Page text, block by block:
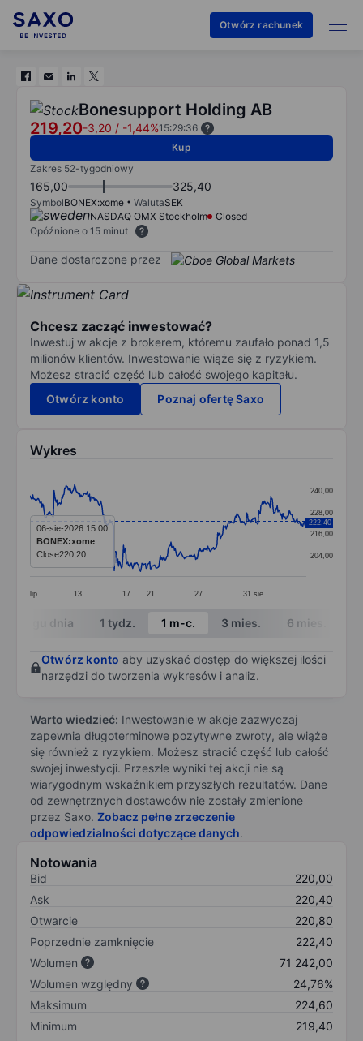
Otwórz rachunek
Bonesupport Holding AB
219,20-3,20 / -1,44%15:29:36
Kup
Zakres 52-tygodniowy
165,00 325,40
SymbolBONEX:xome WalutaSEK
NASDAQ OMX Stockholm
Closed
Opóźnione o 15 minut
Dane dostarczone przez
Chcesz zacząć inwestować?
Inwestuj w akcje z brokerem, któremu zaufało ponad 1,5
milionów klientów. Inwestowanie wiąże się z ryzykiem.
Możesz stracić część lub całość swojego kapitału.
Otwórz konto
Poznaj ofertę Saxo
Wykres
Line chart with 391 data points.
The chart has 1 X axis displaying categories.
The chart has 1 Y axis displaying values. Data
lip 13 17 21 27 31 sie
204,00
216,00
228,00
240,00
222,40
06-sie-2026 15:00
BONEX:xome
Close220,20
End of interactive chart.
W ciągu dnia 1 tydz. 1 m-c. 3 mies. 6 mies.
Otwórz konto aby uzyskać dostęp do większej ilości
narzędzi do tworzenia wykresów i analiz.
Warto wiedzieć: Inwestowanie w akcje zazwyczaj
zapewnia długoterminowe pozytywne zwroty, ale wiąże
się również z ryzykiem. Możesz stracić część lub całość
swojej inwestycji. Przeszłe wyniki tej akcji nie są
wiarygodnym wskaźnikiem przyszłych rezultatów. Dane
od zewnętrznych dostawców nie zostały zmienione
przez Saxo. Zobacz pełne zrzeczenie
odpowiedzialności dotyczące danych.
Notowania
Bid
220,00
Ask
220,40
Otwarcie
220,80
Poprzednie zamknięcie
222,40
Wolumen
71 242,00
Wolumen względny
24,76%
Maksimum
224,60
Minimum
219,40